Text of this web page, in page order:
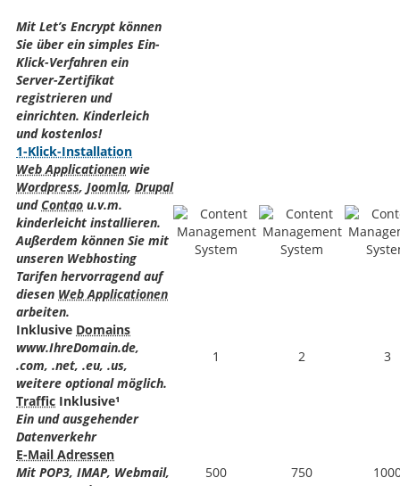
Mit Let’s Encrypt können
Sie über ein simples Ein-
Klick-Verfahren ein
Server-Zertifikat
registrieren und
einrichten. Kinderleich
und kostenlos!
1-Klick-Installation
Web Applicationen wie
Wordpress, Joomla, Drupal
und Contao u.v.m.
kinderleicht installieren.
Außerdem können Sie mit
unseren Webhosting
Tarifen hervorragend auf
diesen Web Applicationen
arbeiten.
Inklusive Domains
www.IhreDomain.de,
.com, .net, .eu, .us,
weitere optional möglich.
1 2 3
Traffic Inklusive¹
Ein und ausgehender
Datenverkehr
E-Mail Adressen
Mit POP3, IMAP, Webmail,
500 750